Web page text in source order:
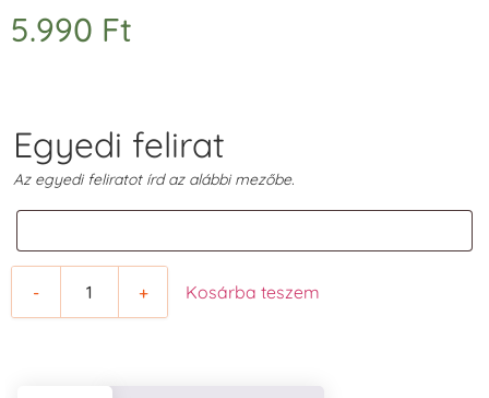
5.990 Ft
Egyedi felirat
Az egyedi feliratot írd az alábbi mezőbe.
- + Kosárba teszem